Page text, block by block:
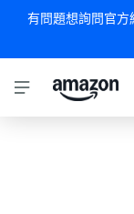
有問題想詢問官方